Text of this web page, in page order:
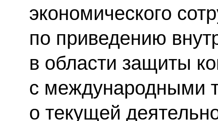
экономического
по приведению
в области защиты
с международными
о текущей